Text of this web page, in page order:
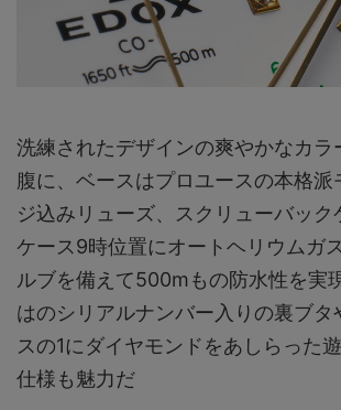
洗練されたデザインの爽やかなカラ
腹に、ベースはプロユースの本格派
ジ込みリューズ、スクリューバック
ケース9時位置にオートヘリウムガ
ルブを備えて500mもの防水性を実
はのシリアルナンバー入りの裏ブタ
スの1にダイヤモンドをあしらった
仕様も魅力だ